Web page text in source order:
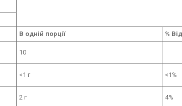
В одній порції
%
10
<1 г <1%
2 г 4%